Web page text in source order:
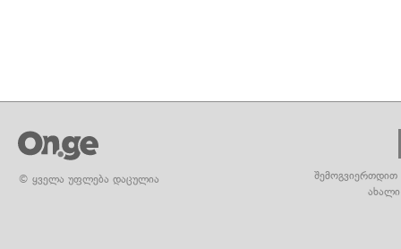
© ყველა უფლება დაცულია
შემოგვიერთდით
ახალი